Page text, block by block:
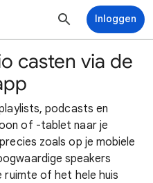
Inloggen
casten via de
podcasts en
of -tablet naar je
zoals op je mobiele
speakers
ruimte of het hele huis